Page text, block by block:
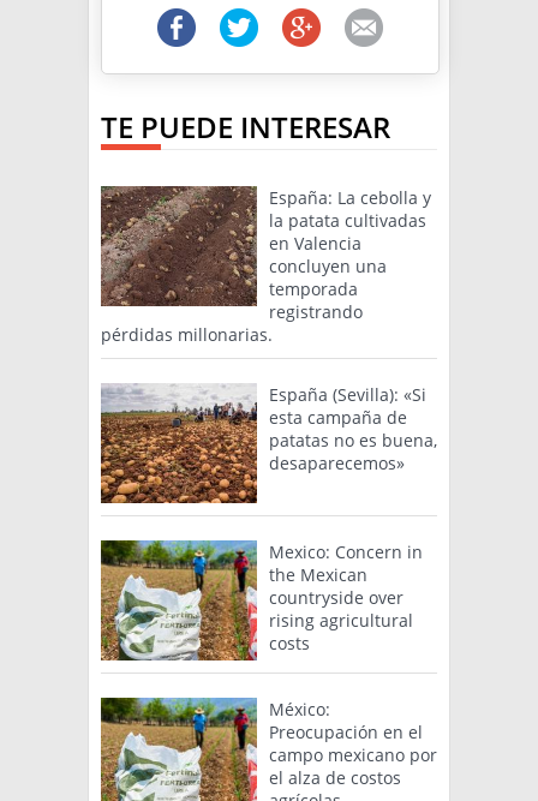
TE PUEDE INTERESAR
España: La cebolla y
la patata cultivadas
en Valencia
concluyen una
temporada
registrando
pérdidas millonarias.
España (Sevilla): «Si
esta campaña de
patatas no es buena,
desaparecemos»
Mexico: Concern in
the Mexican
countryside over
rising agricultural
costs
México:
Preocupación en el
campo mexicano por
el alza de costos